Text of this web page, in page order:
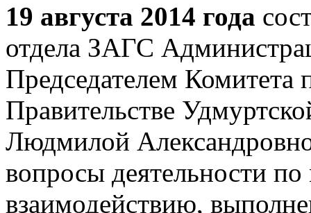
19 августа 2014 года
отдела ЗАГС
Председателем
Правительстве
Людмилой
вопросы деятельности
взаимодействию,